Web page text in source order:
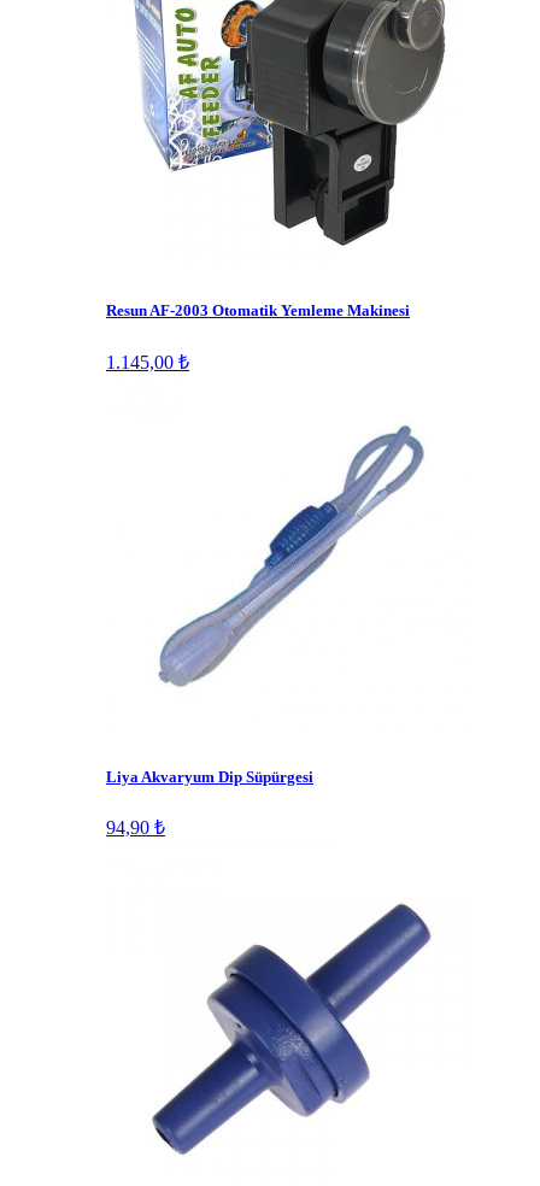
Resun AF-2003 Otomatik Yemleme Makinesi
1.145,00 ₺
Liya Akvaryum Dip Süpürgesi
94,90 ₺